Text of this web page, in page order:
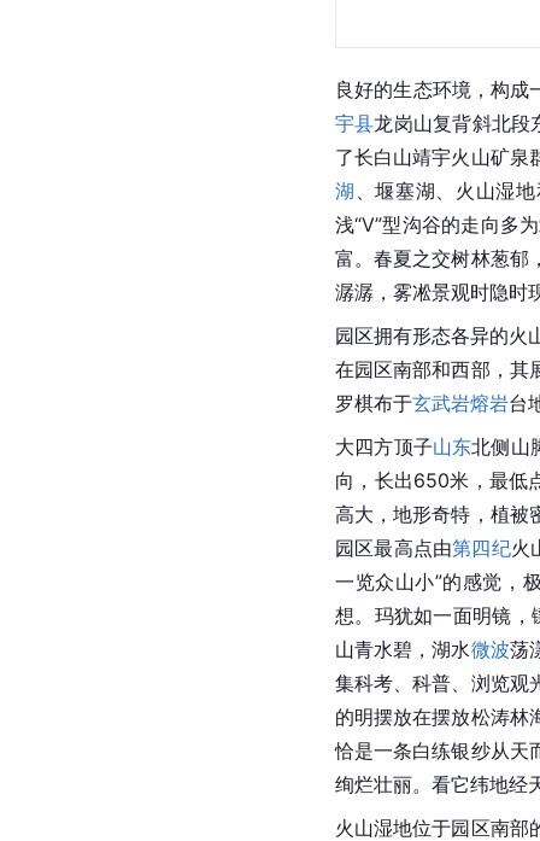
良好的生态环境，构成
宇县龙岗山复背斜北段
了长白山靖宇火山矿泉
湖 、堰塞湖、火山湿
浅“V”型沟谷的走向多
富。春夏之交树林葱郁
潺潺，雾凇景观时隐时
园区拥有形态各异的火
在园区南部和西部，其
罗棋布于玄武岩熔岩台
大四方顶子山东北侧山
向，长出650米，最低
高大，地形奇特，植被
园区最高点由第四纪火
一览众山小”的感觉，
想。玛犹如一面明镜
山青水碧 ，湖水微波荡
集科考、科普、浏览观
的明摆放在摆放松涛林
恰是一条白练银纱从天
绚烂壮丽。看它纬地经
火山湿地位于园区南部